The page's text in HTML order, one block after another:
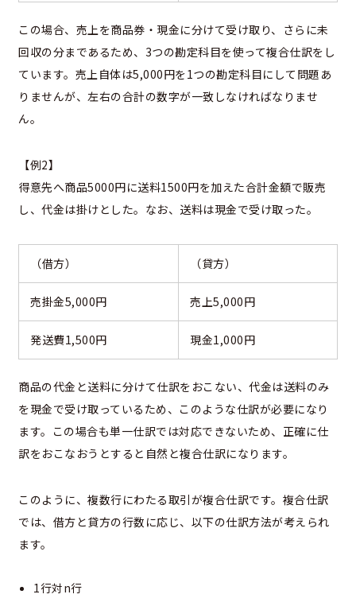
この場合、売上を商品券・現金に分けて受け取り、さらに未
回収の分まであるため、3つの勘定科目を使って複合仕訳をし
ています。売上自体は5,000円を1つの勘定科目にして問題あ
りませんが、左右の合計の数字が一致しなければなりませ
ん。
【例2】
得意先へ商品5000円に送料1500円を加えた合計金額で販売
し、代金は掛けとした。なお、送料は現金で受け取った。
（借方） （貸方）
売掛金5,000円 売上5,000円
発送費1,500円 現金1,000円
商品の代金と送料に分けて仕訳をおこない、代金は送料のみ
を現金で受け取っているため、このような仕訳が必要になり
ます。この場合も単一仕訳では対応できないため、正確に仕
訳をおこなおうとすると自然と複合仕訳になります。
このように、複数行にわたる取引が複合仕訳です。複合仕訳
では、借方と貸方の行数に応じ、以下の仕訳方法が考えられ
ます。
1行対n行